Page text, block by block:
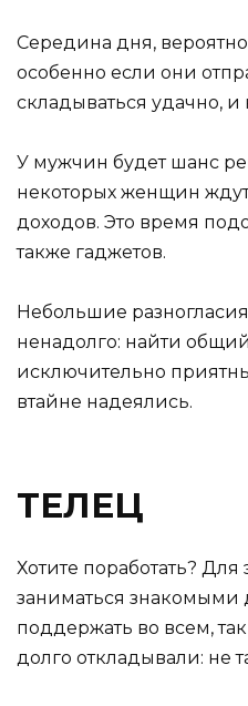
Середина дня,
особенно если они
складываться удачно, и
У мужчин будет шанс
некоторых женщин
доходов. Это время
также гаджетов.
Небольшие
ненадолго: найти
исключительно
втайне надеялись.
ТЕЛЕЦ
Хотите поработать?
заниматься знакомыми
поддержать во всем,
долго откладывали: не